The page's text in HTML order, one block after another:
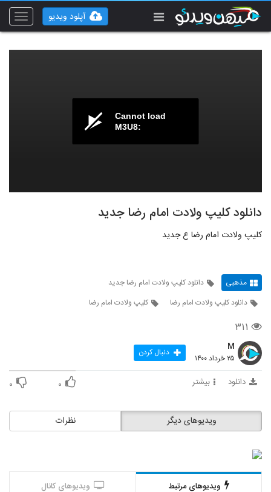
Toggle
آپلود ویدیو
Cannot load
M3U8:
دانلود کلیپ ولادت امام رضا جدید
کلیپ ولادت امام رضا ع جدید
مذهبی
دانلود کلیپ ولادت امام رضا جدید
دانلود کلیپ ولادت امام رضا
کلیپ ولادت امام رضا
۳۱۱
M
۲۵ خرداد ۱۴۰۰ دنبال کردن
دانلود بیشتر ۰ ۰
نظرات ویدیوهای دیگر
ویدیوهای مرتبط ویدیوهای کانال